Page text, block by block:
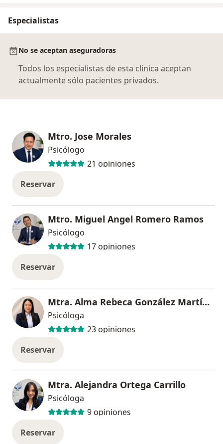
Especialistas
No se aceptan aseguradoras
Todos los especialistas de esta clínica aceptan
actualmente sólo pacientes privados.
Mtro. Jose Morales
Psicólogo
21 opiniones
Reservar
Mtro. Miguel Angel Romero Ramos
Psicólogo
17 opiniones
Reservar
Mtra. Alma Rebeca González Martínez
Psicóloga
23 opiniones
Reservar
Mtra. Alejandra Ortega Carrillo
Psicóloga
9 opiniones
Reservar